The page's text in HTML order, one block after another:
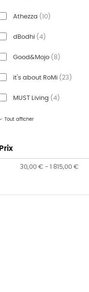
Athezza (10)
dBodhi (4)
Good&Mojo (8)
it's about RoMi (23)
MUST Living (4)
Tout afficher
Prix
30,00 € - 1 815,00 €